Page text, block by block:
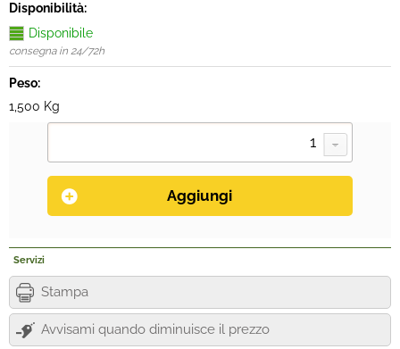
Disponibilità:
Disponibile
consegna in 24/72h
Peso:
1,500 Kg
Servizi
Stampa
Avvisami quando diminuisce il prezzo